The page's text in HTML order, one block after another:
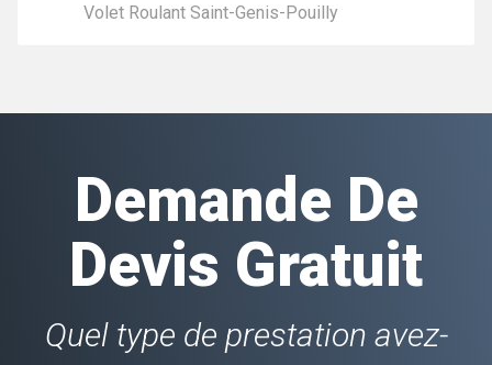
Volet Roulant Saint-Genis-Pouilly
Demande De
Devis Gratuit
Quel type de prestation avez-